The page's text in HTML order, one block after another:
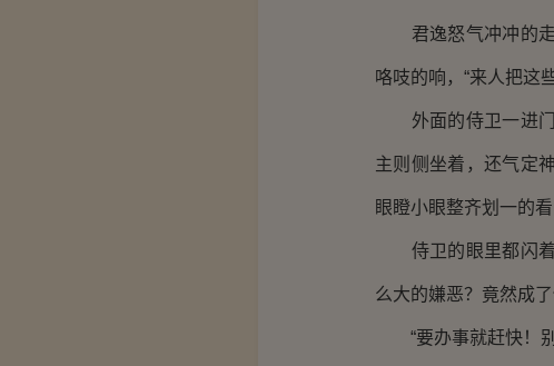
君逸怒气冲冲的走
咯吱的响，“来人把这
外面的侍卫一进门
主则侧坐着，还气定
眼瞪小眼整齐划一的
侍卫的眼里都闪着
么大的嫌恶？竟然成
“要办事就赶快！别